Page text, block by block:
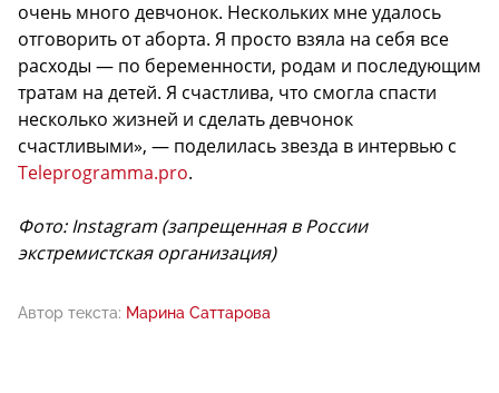
очень много девчонок. Нескольких мне удалось
отговорить от аборта. Я просто взяла на себя все
расходы — по беременности, родам и последующим
тратам на детей. Я счастлива, что смогла спасти
несколько жизней и сделать девчонок
счастливыми», — поделилась звезда в интервью с
Teleprogramma.pro.
Фото: Instagram (запрещенная в России
экстремистская организация)
Автор текста: Марина Саттарова